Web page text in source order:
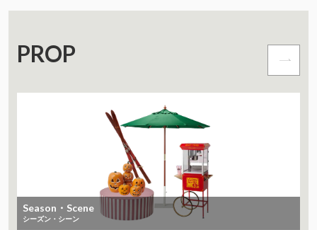
PROP
Season・Scene
シーズン・シーン